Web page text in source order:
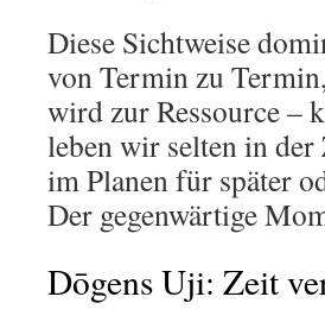
Diese Sichtweise
von Termin zu
wird zur Ressource –
leben wir selten in
im Planen für später
Der gegenwärtige
Dōgens Uji: Zeit